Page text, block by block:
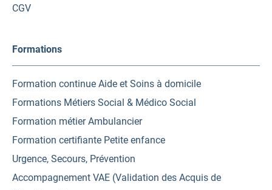
CGV
Formations
Formation continue Aide et Soins à domicile
Formations Métiers Social & Médico Social
Formation métier Ambulancier
Formation certifiante Petite enfance
Urgence, Secours, Prévention
Accompagnement VAE (Validation des Acquis de